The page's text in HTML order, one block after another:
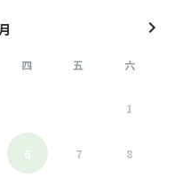
四 五 六
1
6 7 8